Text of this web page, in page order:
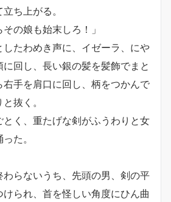
ち上がる。
その娘も始末しろ！」
たわめき声に、イゼーラ、にや
に回し、長い銀の髪を髪飾でまと
手を肩口に回し、柄をつかんで
抜く。
く、重たげな剣がふうわりと女
た。
らないうち、先頭の男、剣の平
られ、首を怪しい角度にひん曲